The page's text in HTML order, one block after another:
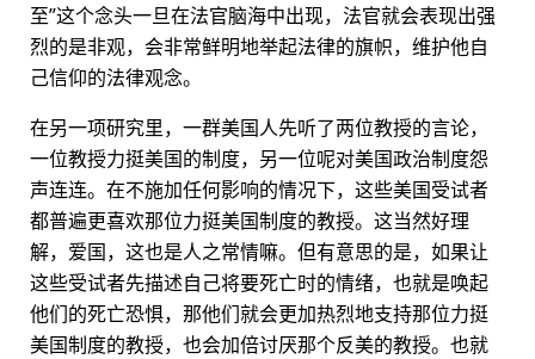
至”这个念头一旦在法官脑海中出现，法官就会表现出强
烈的是非观，会非常鲜明地举起法律的旗帜，维护他自
己信仰的法律观念。
在另一项研究里，一群美国人先听了两位教授的言论，
一位教授力挺美国的制度，另一位呢对美国政治制度怨
声连连。在不施加任何影响的情况下，这些美国受试者
都普遍更喜欢那位力挺美国制度的教授。这当然好理
解，爱国，这也是人之常情嘛。但有意思的是，如果让
这些受试者先描述自己将要死亡时的情绪，也就是唤起
他们的死亡恐惧，那他们就会更加热烈地支持那位力挺
美国制度的教授，也会加倍讨厌那个反美的教授。也就